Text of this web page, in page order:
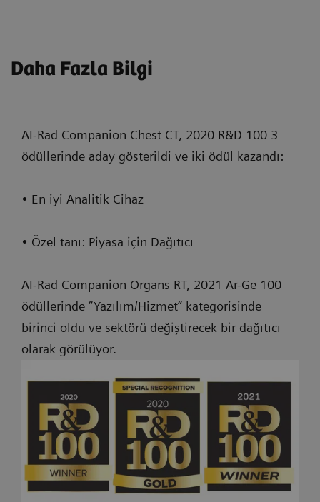
Daha Fazla Bilgi
AI-Rad Companion Chest CT, 2020 R&D 100 3
ödüllerinde aday gösterildi ve iki ödül kazandı:
• En iyi Analitik Cihaz
• Özel tanı: Piyasa için Dağıtıcı
AI-Rad Companion Organs RT, 2021 Ar-Ge 100
ödüllerinde “Yazılım/Hizmet” kategorisinde
birinci oldu ve sektörü değiştirecek bir dağıtıcı
olarak görülüyor.